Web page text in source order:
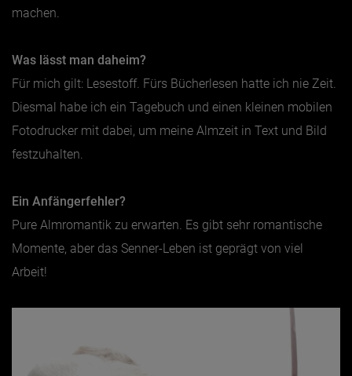
machen.
Was lässt man daheim?
Für mich gilt: Lesestoff. Fürs Bücherlesen hatte ich nie Zeit.
Diesmal habe ich ein Tagebuch und einen kleinen mobilen
Fotodrucker mit dabei, um meine Almzeit in Text und Bild
festzuhalten.
Ein Anfängerfehler?
Pure Almromantik zu erwarten. Es gibt sehr romantische
Momente, aber das Senner-Leben ist geprägt von viel
Arbeit!